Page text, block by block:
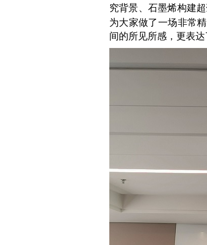
究背景、石墨烯构建
为大家做了一场非常
间的所见所感，更表